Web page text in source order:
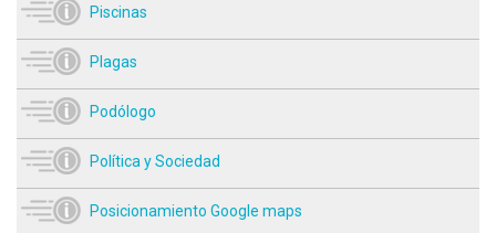
Piscinas
Plagas
Podólogo
Política y Sociedad
Posicionamiento Google maps